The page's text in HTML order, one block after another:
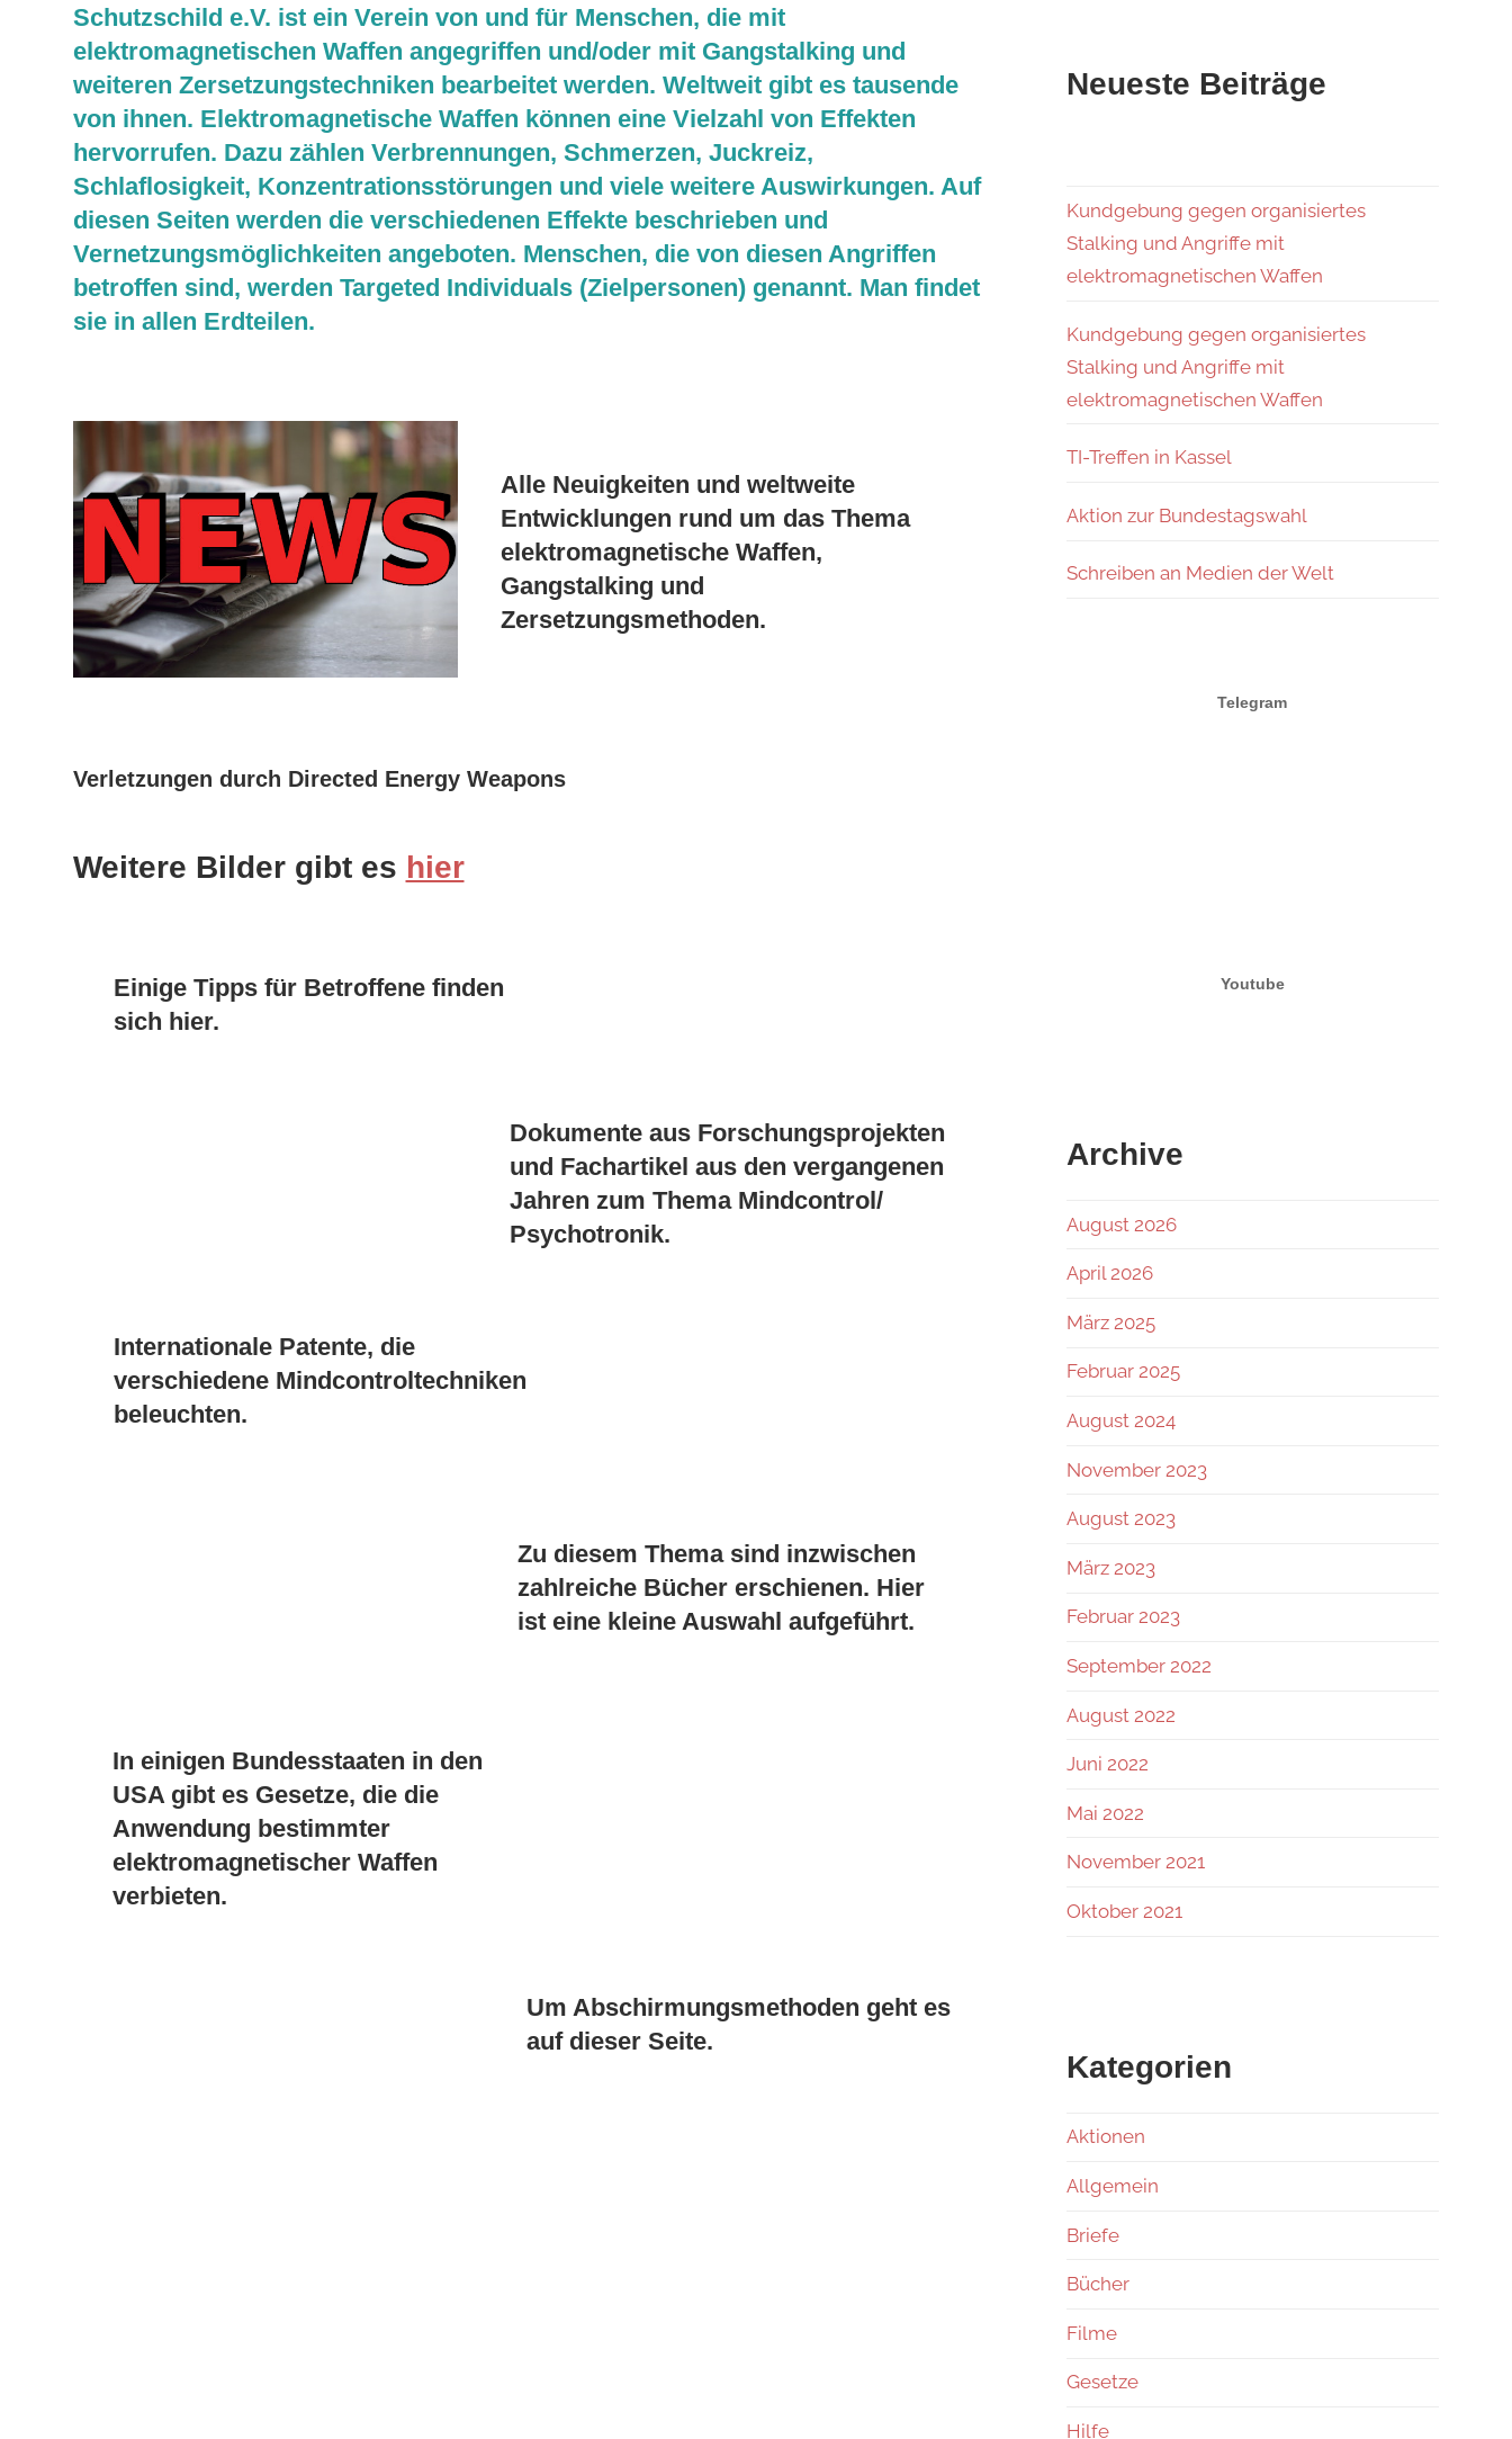
Schutzschild e.V. ist ein Verein von und für Menschen, die mit
elektromagnetischen Waffen angegriffen und/oder mit Gangstalking und
weiteren Zersetzungstechniken bearbeitet werden. Weltweit gibt es tausende
von ihnen. Elektromagnetische Waffen können eine Vielzahl von Effekten
hervorrufen. Dazu zählen Verbrennungen, Schmerzen, Juckreiz,
Schlaflosigkeit, Konzentrationsstörungen und viele weitere Auswirkungen. Auf
diesen Seiten werden die verschiedenen Effekte beschrieben und
Vernetzungsmöglichkeiten angeboten. Menschen, die von diesen Angriffen
betroffen sind, werden Targeted Individuals (Zielpersonen) genannt. Man findet
sie in allen Erdteilen.
Alle Neuigkeiten und weltweite
Entwicklungen rund um das Thema
elektromagnetische Waffen,
Gangstalking und
Zersetzungsmethoden.
Verletzungen durch Directed Energy Weapons
Weitere Bilder gibt es hier
Einige Tipps für Betroffene finden
sich hier.
Dokumente aus Forschungsprojekten
und Fachartikel aus den vergangenen
Jahren zum Thema Mindcontrol/
Psychotronik.
Internationale Patente, die
verschiedene Mindcontroltechniken
beleuchten.
Zu diesem Thema sind inzwischen
zahlreiche Bücher erschienen. Hier
ist eine kleine Auswahl aufgeführt.
In einigen Bundesstaaten in den
USA gibt es Gesetze, die die
Anwendung bestimmter
elektromagnetischer Waffen
verbieten.
Um Abschirmungsmethoden geht es
auf dieser Seite.
Neueste Beiträge
Kundgebung gegen organisiertes
Stalking und Angriffe mit
elektromagnetischen Waffen
Kundgebung gegen organisiertes
Stalking und Angriffe mit
elektromagnetischen Waffen
TI-Treffen in Kassel
Aktion zur Bundestagswahl
Schreiben an Medien der Welt
Telegram
Youtube
Archive
August 2026
April 2026
März 2025
Februar 2025
August 2024
November 2023
August 2023
März 2023
Februar 2023
September 2022
August 2022
Juni 2022
Mai 2022
November 2021
Oktober 2021
Kategorien
Aktionen
Allgemein
Briefe
Bücher
Filme
Gesetze
Hilfe